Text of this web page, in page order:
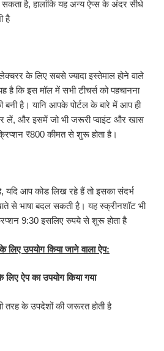
सकता है, हालांकि यह अन्य ऐप्स के अंदर सीधे
है
के लिए सबसे ज्यादा इस्तेमाल होने वाले
कि इस मॉल में सभी टीचर्स को पहचानना
बनी है। यानि आपके पोर्टल के बारे में आप ही
लें, और इसमें जो भी जरूरी प्वाइंट और खास
₹800 कीमत से शुरू होता है।
यदि आप कोड लिख रहे हैं तो इसका संदर्भ
से भाषा बदल सकती है। यह स्क्रीनशॉट भी
9:30 इसलिए रुपये से शुरू होता है
लिए उपयोग किया जाने वाला ऐप:
लिए ऐप का उपयोग किया गया
तरह के उपदेशों की जरूरत होती है